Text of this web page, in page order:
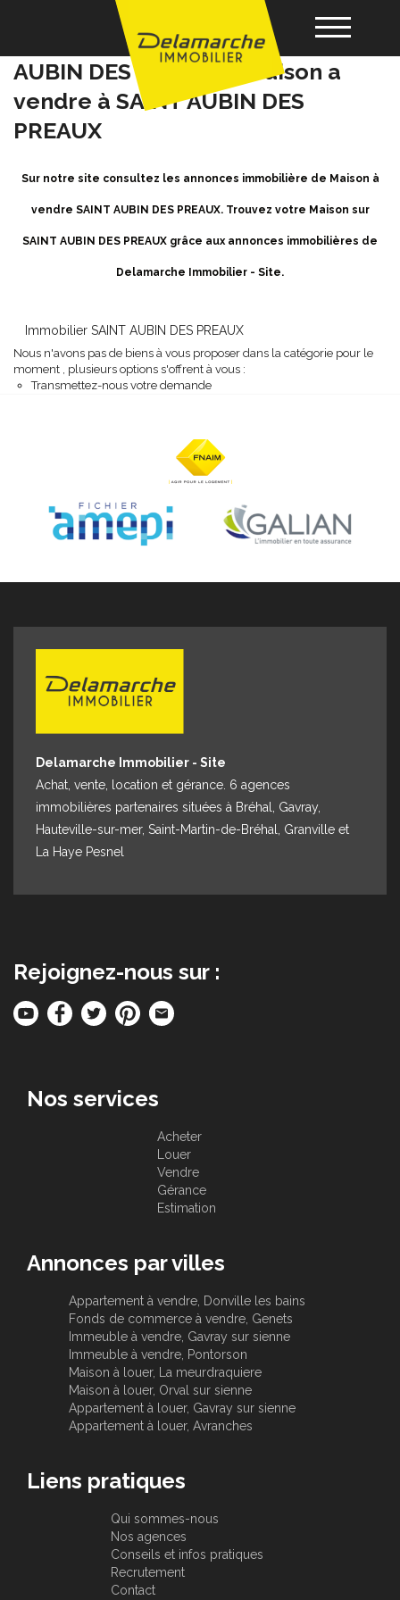
Acheter
Vendre
Nos agences
Achat / Vente Maison SAINT
AUBIN DES PREAUX - Maison a
vendre à SAINT AUBIN DES
PREAUX
Sur notre site consultez les annonces immobilière de Maison à
vendre SAINT AUBIN DES PREAUX. Trouvez votre Maison sur
SAINT AUBIN DES PREAUX grâce aux annonces immobilières de
Delamarche Immobilier - Site.
Immobilier SAINT AUBIN DES PREAUX
Nous n'avons pas de biens à vous proposer dans la catégorie pour le
moment , plusieurs options s'offrent à vous :
Transmettez-nous votre demande
Delamarche Immobilier - Site
Achat, vente, location et gérance. 6 agences
immobilières partenaires situées à Bréhal, Gavray,
Hauteville-sur-mer, Saint-Martin-de-Bréhal, Granville et
La Haye Pesnel
Rejoignez-nous sur :
Nos services
Acheter
Louer
Vendre
Gérance
Estimation
Annonces par villes
Appartement à vendre, Donville les bains
Fonds de commerce à vendre, Genets
Immeuble à vendre, Gavray sur sienne
Immeuble à vendre, Pontorson
Maison à louer, La meurdraquiere
Maison à louer, Orval sur sienne
Appartement à louer, Gavray sur sienne
Appartement à louer, Avranches
Liens pratiques
Qui sommes-nous
Nos agences
Conseils et infos pratiques
Recrutement
Contact